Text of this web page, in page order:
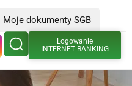
Moje dokumenty SGB
Logowanie
INTERNET BANKING